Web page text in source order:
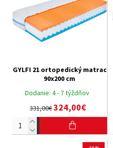
Dodanie: 4 - 7 týždňov
GYLFI 21 ortopedický matrac
90x200 cm
331,00€324,00€